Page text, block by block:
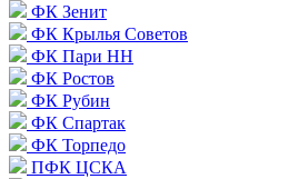
ФК Зенит
ФК Крылья Советов
ФК Пари НН
ФК Ростов
ФК Рубин
ФК Спартак
ФК Торпедо
ПФК ЦСКА